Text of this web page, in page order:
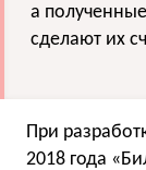
а
сделают их
При
2018 года «